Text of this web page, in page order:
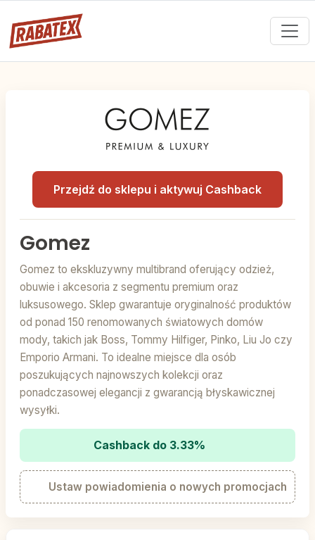
Przejdź do sklepu i aktywuj Cashback
Gomez
Gomez to ekskluzywny multibrand oferujący odzież,
obuwie i akcesoria z segmentu premium oraz
luksusowego. Sklep gwarantuje oryginalność produktów
od ponad 150 renomowanych światowych domów
mody, takich jak Boss, Tommy Hilfiger, Pinko, Liu Jo czy
Emporio Armani. To idealne miejsce dla osób
poszukujących najnowszych kolekcji oraz
ponadczasowej elegancji z gwarancją błyskawicznej
wysyłki.
Cashback do 3.33%
Ustaw powiadomienia o nowych promocjach